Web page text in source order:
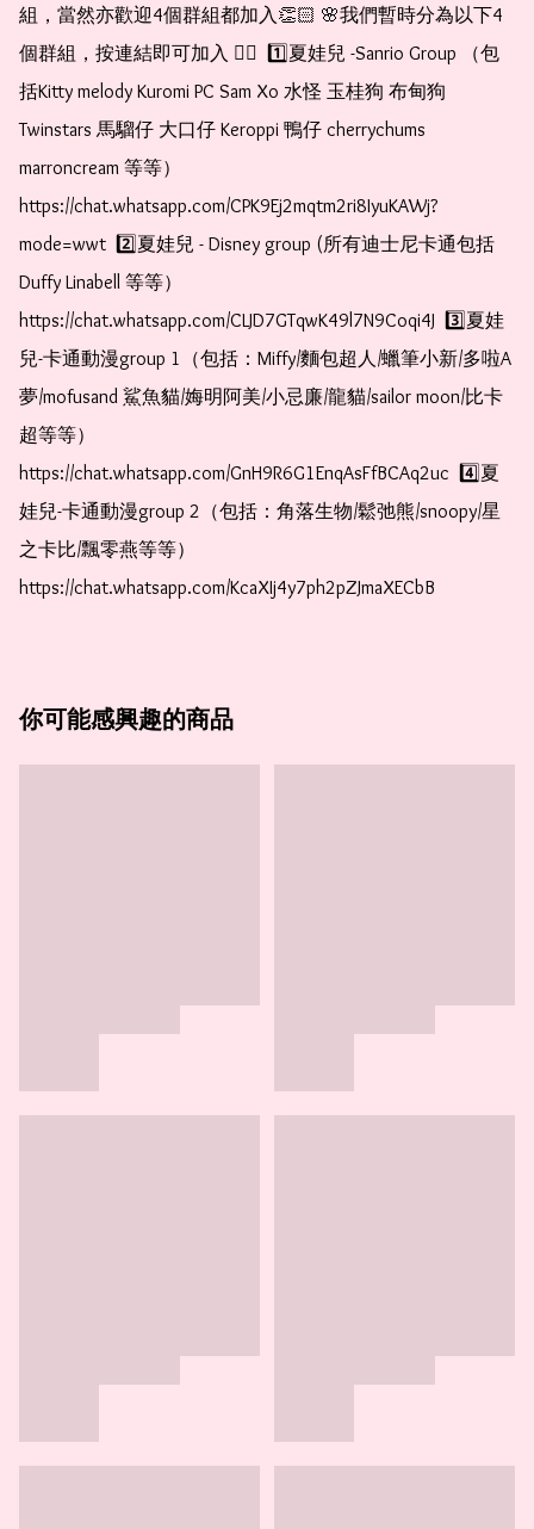
組，當然亦歡迎4個群組都加入👏🏻 🌸我們暫時分為以下4
個群組，按連結即可加入 👇🏻  1️⃣夏娃兒 -Sanrio Group （包
括Kitty melody Kuromi PC Sam Xo 水怪 玉桂狗 布甸狗
Twinstars 馬騮仔 大口仔 Keroppi 鴨仔 cherrychums
marroncream 等等）
https://chat.whatsapp.com/CPK9Ej2mqtm2ri8IyuKAWj?
mode=wwt  2️⃣夏娃兒 - Disney group (所有迪士尼卡通包括
Duffy Linabell 等等）
https://chat.whatsapp.com/CLJD7GTqwK49l7N9Coqi4J  3️⃣夏娃
兒-卡通動漫group 1（包括：Miffy/麵包超人/蠟筆小新/多啦A
夢/mofusand 鯊魚貓/娒明阿美/小忌廉/龍貓/sailor moon/比卡
超等等）
https://chat.whatsapp.com/GnH9R6G1EnqAsFfBCAq2uc  4️⃣夏
娃兒-卡通動漫group 2（包括：角落生物/鬆弛熊/snoopy/星
之卡比/飄零燕等等）
https://chat.whatsapp.com/KcaXIj4y7ph2pZJmaXECbB
你可能感興趣的商品